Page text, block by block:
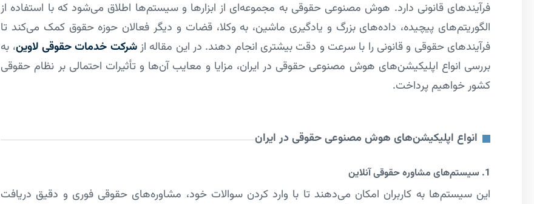
فرآیندهای قانونی دارد. هوش مصنوعی حقوقی به مجموعه‌ای از ابزارها و سیستم‌ها اطلاق می‌شود که با استفاده از
الگوریتم‌های پیچیده، داده‌های بزرگ و یادگیری ماشین، به وکلا، قضات و دیگر فعالان حوزه حقوق کمک می‌کند تا
فرآیندهای حقوقی و قانونی را با سرعت و دقت بیشتری انجام دهند. در این مقاله ازشرکت خدمات حقوقی لاوین، به
بررسی انواع اپلیکیشن‌های هوش مصنوعی حقوقی در ایران، مزایا و معایب آن‌ها و تأثیرات احتمالی بر نظام حقوقی
کشور خواهیم پرداخت.
انواع اپلیکیشن‌های هوش مصنوعی حقوقی در ایران
1. سیستم‌های مشاوره حقوقی آنلاین
این سیستم‌ها به کاربران امکان می‌دهند تا با وارد کردن سوالات خود، مشاوره‌های حقوقی فوری و دقیق دریافت